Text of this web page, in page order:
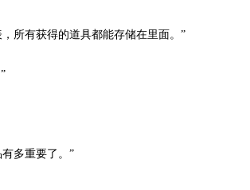
所有获得的道具都能存储在里面。”
多重要了。”